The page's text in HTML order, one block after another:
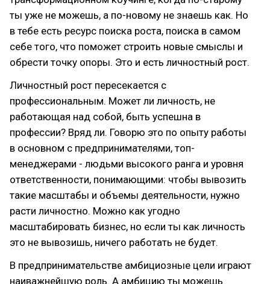
ты уже не можешь, а по-новому не знаешь как. Но
в тебе есть ресурс поиска роста, поиска в самом
себе того, что поможет строить новые смыслы и
обрести точку опоры. Это и есть личностный рост.
Личностный рост пересекается с
профессиональным. Может ли личность, не
работающая над собой, быть успешна в
профессии? Вряд ли. Говорю это по опыту работы
в основном с предпринимателями, топ-
менеджерами - людьми высокого ранга и уровня
ответственности, понимающими: чтобы вывозить
такие масштабы и объемы деятельности, нужно
расти личностно. Можно как угодно
масштабировать бизнес, но если ты как личность
это не вывозишь, ничего работать не будет.
В предпринимательстве амбициозные цели играют
наиважнейшую роль. А амбицию ты можешь